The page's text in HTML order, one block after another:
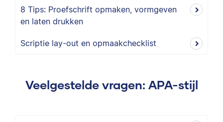
8 Tips: Proefschrift opmaken, vormgeven
en laten drukken
Scriptie lay-out en opmaakchecklist
Veelgestelde vragen: APA-stijl